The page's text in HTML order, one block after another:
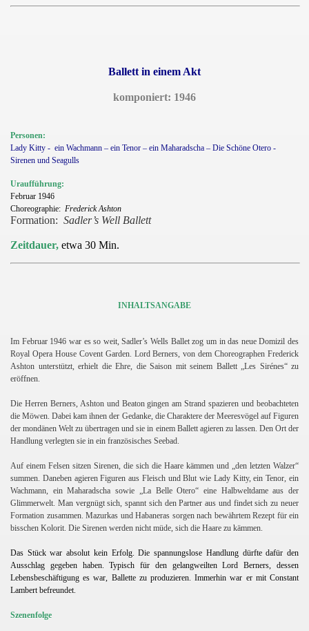
Ballett in einem Akt
komponiert: 1946
Personen:
Lady Kitty - ein Wachmann – ein Tenor – ein Maharadscha – Die Schöne Otero -
Sirenen und Seagulls
Uraufführung:
Februar 1946
Choreographie: Frederick Ashton
Formation: Sadler’s Well Ballett
Zeitdauer, etwa 30 Min.
INHALTSANGABE
Im Februar 1946 war es so weit, Sadler’s Wells Ballet zog um in das neue Domizil des
Royal Opera House Covent Garden. Lord Berners, von dem Choreographen Frederick
Ashton unterstützt, erhielt die Ehre, die Saison mit seinem Ballett „Les Sirénes“ zu
eröffnen.
Die Herren Berners, Ashton und Beaton gingen am Strand spazieren und beobachteten
die Möwen. Dabei kam ihnen der Gedanke, die Charaktere der Meeresvögel auf Figuren
der mondänen Welt zu übertragen und sie in einem Ballett agieren zu lassen. Den Ort der
Handlung verlegten sie in ein französisches Seebad.
Auf einem Felsen sitzen Sirenen, die sich die Haare kämmen und „den letzten Walzer“
summen. Daneben agieren Figuren aus Fleisch und Blut wie Lady Kitty, ein Tenor, ein
Wachmann, ein Maharadscha sowie „La Belle Otero“ eine Halbweltdame aus der
Glimmerwelt. Man vergnügt sich, spannt sich den Partner aus und findet sich zu neuer
Formation zusammen. Mazurkas und Habaneras sorgen nach bewährtem Rezept für ein
bisschen Kolorit. Die Sirenen werden nicht müde, sich die Haare zu kämmen.
Das Stück war absolut kein Erfolg. Die spannungslose Handlung dürfte dafür den
Ausschlag gegeben haben. Typisch für den gelangweilten Lord Berners, dessen
Lebensbeschäftigung es war, Ballette zu produzieren. Immerhin war er mit Constant
Lambert befreundet.
Szenenfolge